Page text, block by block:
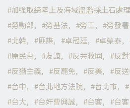
加強取締陸上及海域盜濫採土石處
勞動部
勞基法 勞工 勞發署
北韓
匪諜 卓冠廷 卓榮泰
原民台
友誼 反共救國 反
反猶主義
反罷免 反美 反
台中
台北地方法院 台北市
台大
台奸曹興誠 台客 台